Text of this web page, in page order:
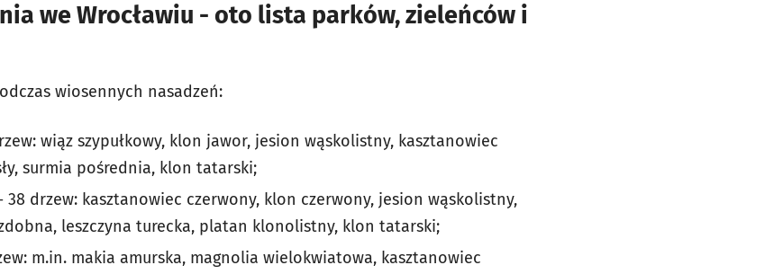
we Wrocławiu - oto lista parków, zieleńców i
wiosennych nasadzeń:
wiąz szypułkowy, klon jawor, jesion wąskolistny, kasztanowiec
surmia pośrednia, klon tatarski;
drzew: kasztanowiec czerwony, klon czerwony, jesion wąskolistny,
leszczyna turecka, platan klonolistny, klon tatarski;
m.in. makia amurska, magnolia wielokwiatowa, kasztanowiec